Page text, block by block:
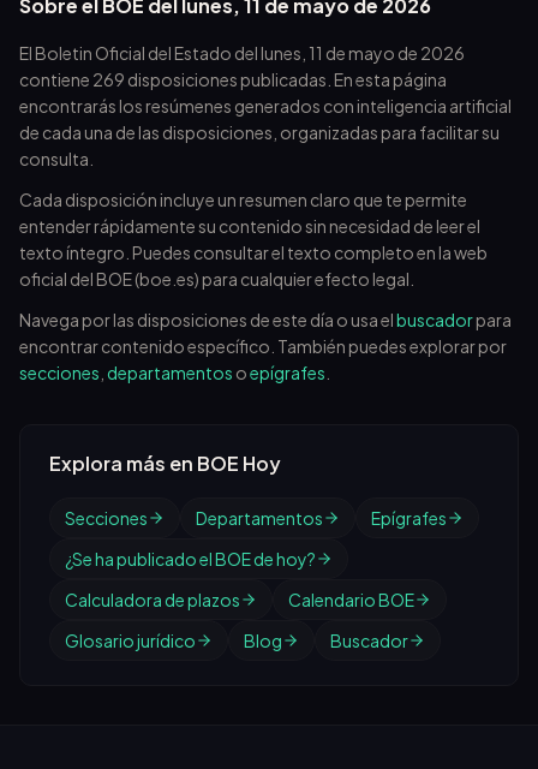
Sobre el BOE dellunes, 11 de mayo de 2026
El Boletin Oficial del Estado del lunes, 11 de mayo de 2026
contiene 269 disposiciones publicadas. En esta página
encontrarás los resúmenes generados con inteligencia artificial
de cada una de las disposiciones, organizadas para facilitar su
consulta.
Cada disposición incluye un resumen claro que te permite
entender rápidamente su contenido sin necesidad de leer el
texto íntegro. Puedes consultar el texto completo en la web
oficial del BOE (boe.es) para cualquier efecto legal.
Navega por las disposiciones de este día o usa elbuscadorpara
encontrar contenido específico. También puedes explorar por
secciones departamentos oepígrafes
Explora más en BOE Hoy
Secciones Departamentos
Epígrafes
¿Se ha publicado el BOE de hoy?
Calculadora de plazos
Calendario BOE
Glosario jurídico
Blog Buscador